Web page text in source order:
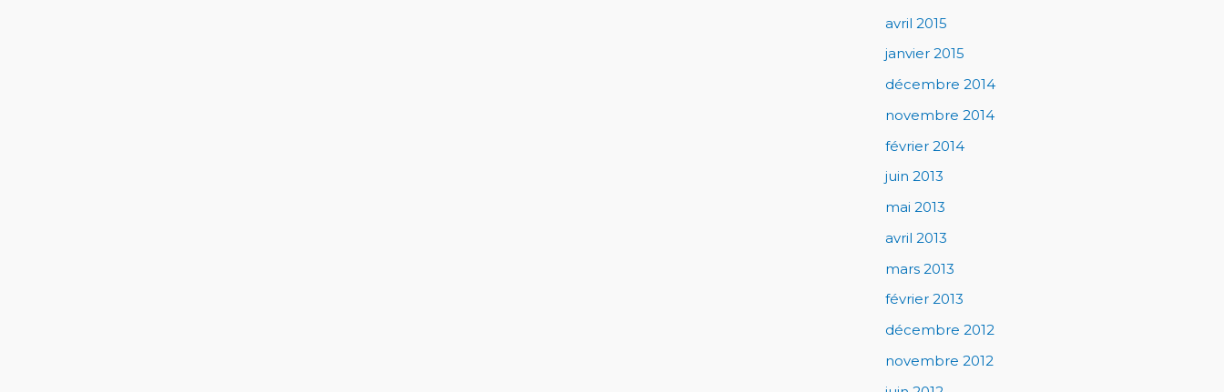
avril 2015
janvier 2015
décembre 2014
novembre 2014
février 2014
juin 2013
mai 2013
avril 2013
mars 2013
février 2013
décembre 2012
novembre 2012